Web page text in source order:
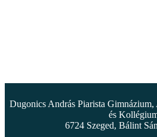
Dugonics András Piarista
és
6724 Szeged, Bálint